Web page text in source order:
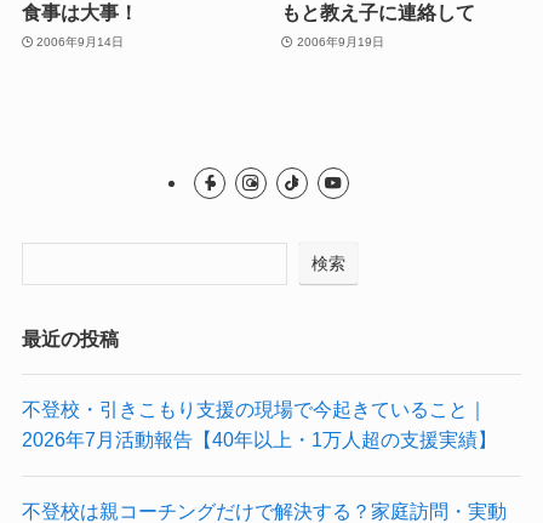
食事は大事！
2006年9月14日
もと教え子に連絡して
2006年9月19日
検索
最近の投稿
不登校・引きこもり支援の現場で今起きていること｜
2026年7月活動報告【40年以上・1万人超の支援実績】
不登校は親コーチングだけで解決する？家庭訪問・実動